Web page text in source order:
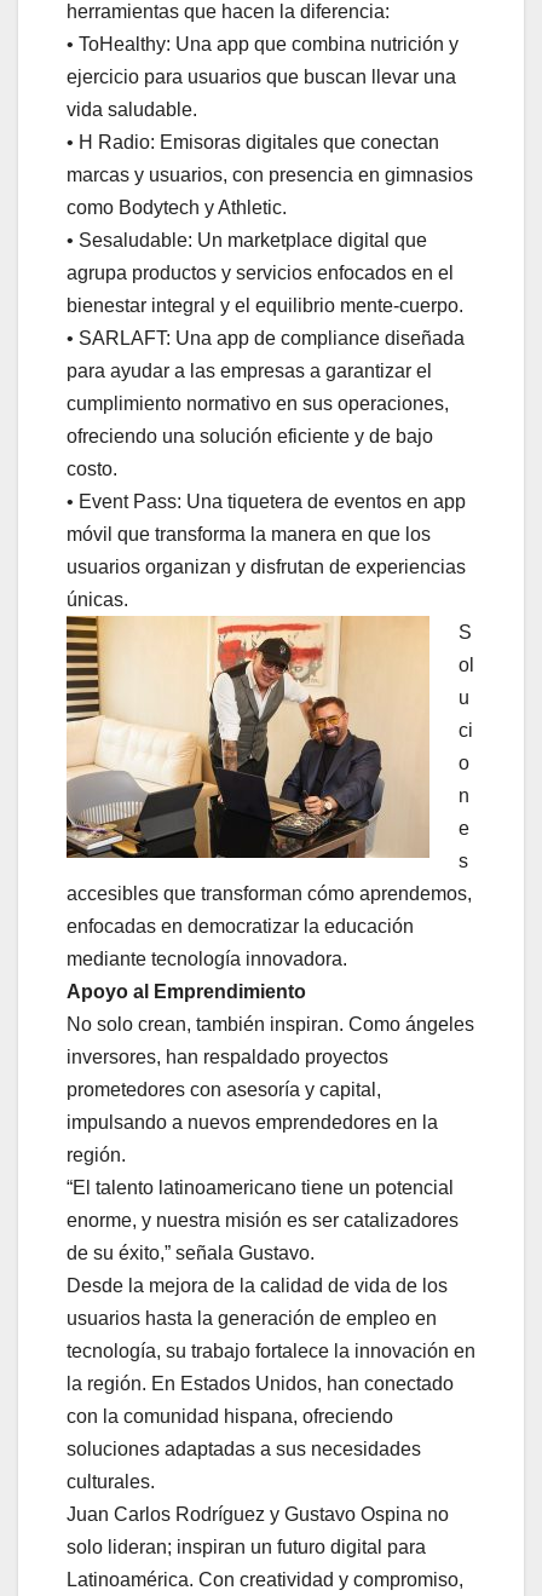
herramientas que hacen la diferencia:
• ToHealthy: Una app que combina nutrición y
ejercicio para usuarios que buscan llevar una
vida saludable.
• H Radio: Emisoras digitales que conectan
marcas y usuarios, con presencia en gimnasios
como Bodytech y Athletic.
• Sesaludable: Un marketplace digital que
agrupa productos y servicios enfocados en el
bienestar integral y el equilibrio mente-cuerpo.
• SARLAFT: Una app de compliance diseñada
para ayudar a las empresas a garantizar el
cumplimiento normativo en sus operaciones,
ofreciendo una solución eficiente y de bajo
costo.
• Event Pass: Una tiquetera de eventos en app
móvil que transforma la manera en que los
usuarios organizan y disfrutan de experiencias
únicas.
S
ol
u
ci
o
n
e
s
accesibles que transforman cómo aprendemos,
enfocadas en democratizar la educación
mediante tecnología innovadora.
Apoyo al Emprendimiento
No solo crean, también inspiran. Como ángeles
inversores, han respaldado proyectos
prometedores con asesoría y capital,
impulsando a nuevos emprendedores en la
región.
“El talento latinoamericano tiene un potencial
enorme, y nuestra misión es ser catalizadores
de su éxito,” señala Gustavo.
Desde la mejora de la calidad de vida de los
usuarios hasta la generación de empleo en
tecnología, su trabajo fortalece la innovación en
la región. En Estados Unidos, han conectado
con la comunidad hispana, ofreciendo
soluciones adaptadas a sus necesidades
culturales.
Juan Carlos Rodríguez y Gustavo Ospina no
solo lideran; inspiran un futuro digital para
Latinoamérica. Con creatividad y compromiso,